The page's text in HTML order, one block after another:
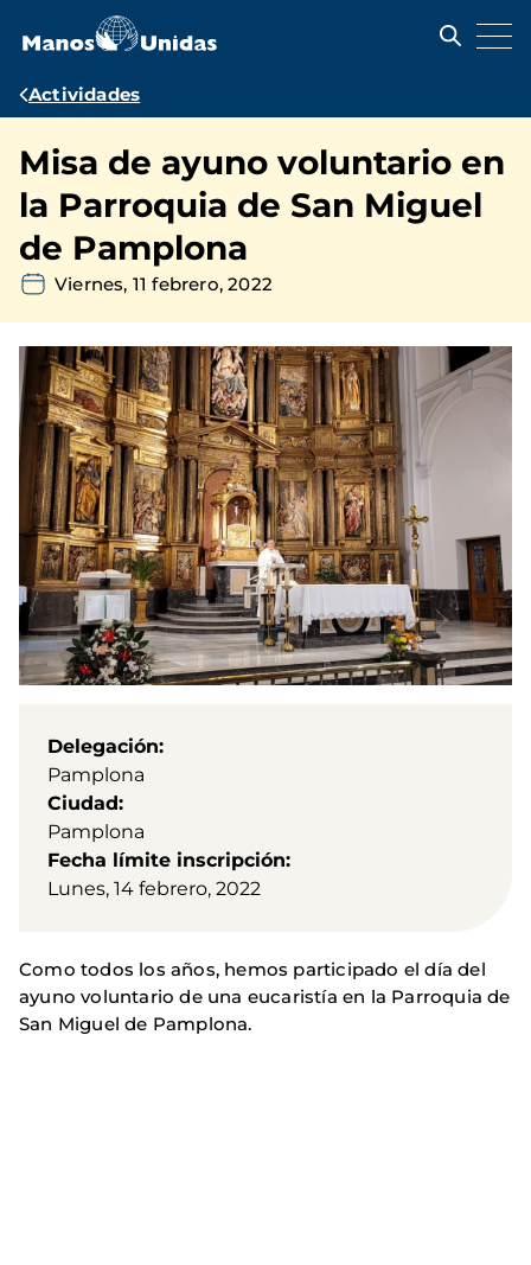
contenido
Ruta
navegación
Actividades
Misa de ayuno voluntario en
la Parroquia de San Miguel
de Pamplona
Viernes, 11 febrero, 2022
Delegación
Pamplona
Ciudad
Pamplona
Fecha límite inscripción
Lunes, 14 febrero, 2022
Como todos los años, hemos participado el día del
ayuno voluntario de una eucaristía en la Parroquia de
San Miguel de Pamplona.